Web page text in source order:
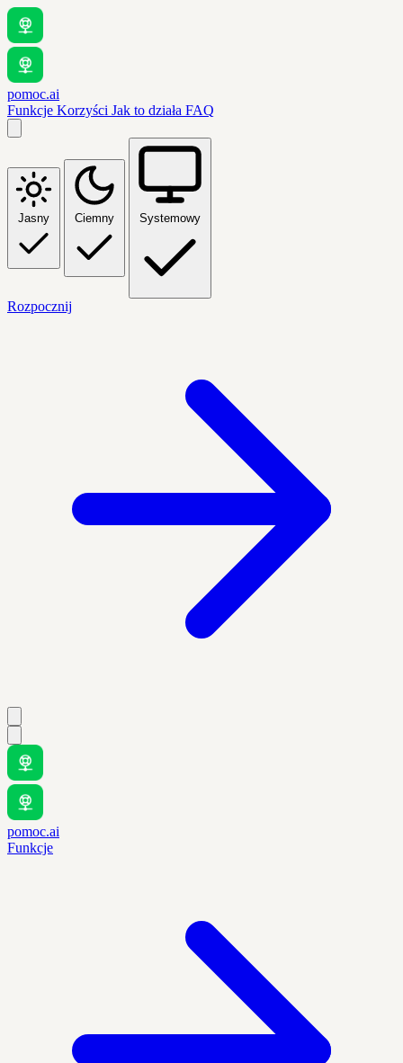
pomoc.ai
Funkcje Korzyści Jak to działa FAQ
Jasny Ciemny Systemowy
Rozpocznij
pomoc.ai
Funkcje